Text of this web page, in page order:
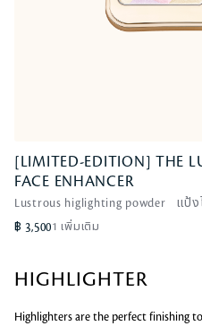
[LIMITED-EDITION] THE
FACE ENHANCER
s
o
o
u
Lustrous higlighting powder แป้ง
฿ 3,5001 เพิ่มเติม
[LIMITED-EDITION] THE
FACE ENHANCER
Radiant Peafowl—สินค้าหมด
HIGHLIGHTER
Highlighters are the perfect finishing